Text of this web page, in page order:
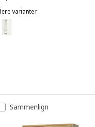
varianter
/ TONSTADPAX / TONSTAD,
Sammenlign